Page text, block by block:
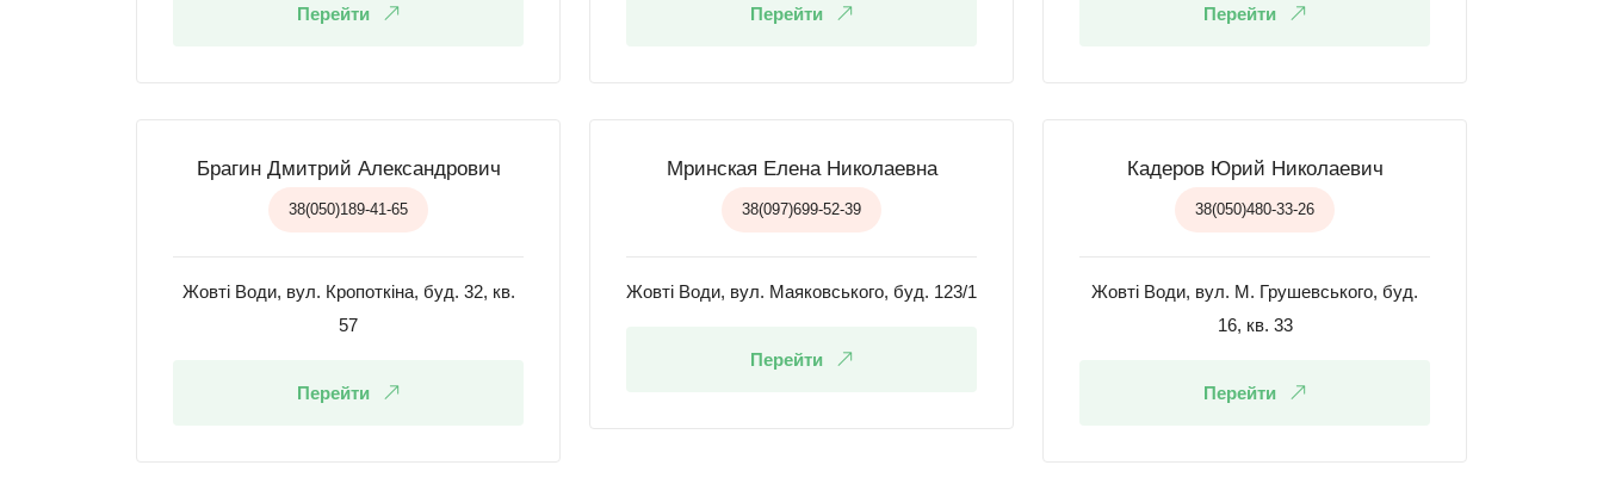
Перейти Перейти Перейти
Брагин Дмитрий Александрович
38(050)189-41-65
Жовті Води, вул. Кропоткіна, буд. 32, кв.
57
Перейти
Мринская Елена Николаевна
38(097)699-52-39
Жовті Води, вул. Маяковського, буд. 123/1
Перейти
Кадеров Юрий Николаевич
38(050)480-33-26
Жовті Води, вул. М. Грушевського, буд.
16, кв. 33
Перейти